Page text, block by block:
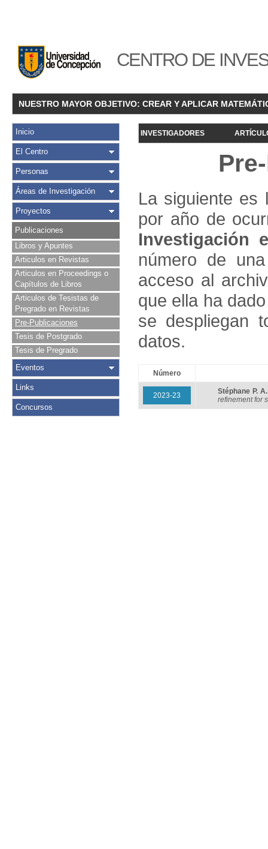
CENTRO DE
NUESTRO MAYOR OBJETIVO: CREAR Y APLICAR
Inicio
El Centro
Personas
Áreas de Investigación
Proyectos
Publicaciones
Libros y Apuntes
Articulos en Revistas
Articulos en Proceedings o
Capítulos de Libros
Articulos de Tesistas de
Pregrado en Revistas
Pre-Publicaciones
Tesis de Postgrado
Tesis de Pregrado
Eventos
Links
Concursos
INVESTIGADORES
La siguiente es
por año de
Investigación
número de
acceso al
que ella ha
se despliegan
datos.
Número
2023-23
Stéphane P.
refinement for